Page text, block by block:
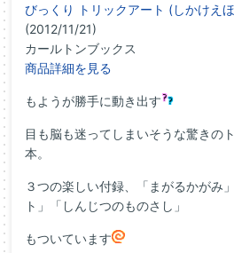
びっくり トリックアート (しかけえ
(2012/11/21)
カールトンブックス
商品詳細を見る
もようが勝手に動き出す
目も脳も迷ってしまいそうな驚きの
本。
３つの楽しい付録、「まがるかがみ
ト」「しんじつのものさし」
もついています